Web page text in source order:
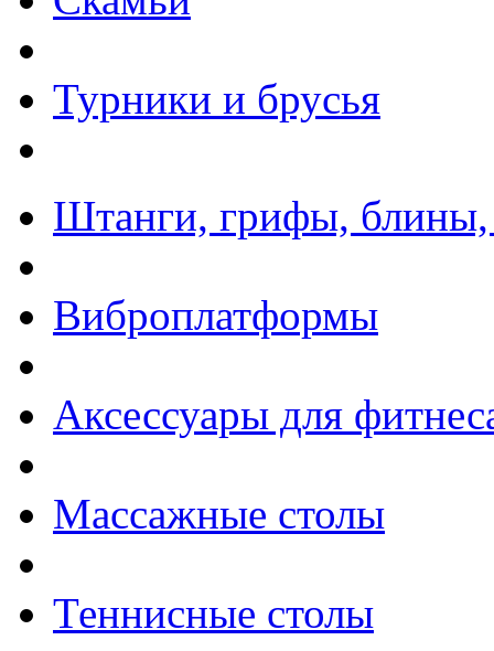
Турники и брусья
Штанги, грифы, блины,
Виброплатформы
Аксессуары для
Массажные столы
Теннисные столы